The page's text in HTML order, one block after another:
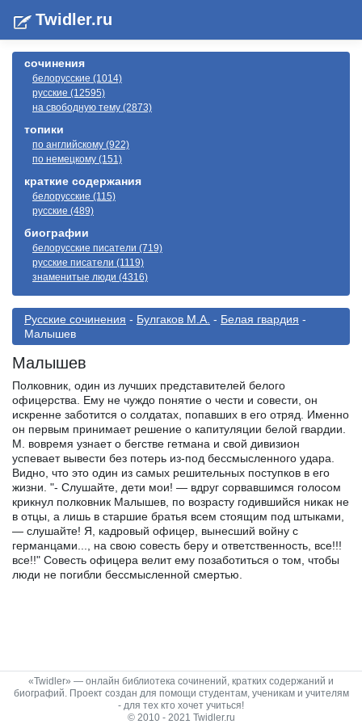
Twidler.ru
сочинения
белорусские (1014)
русские (12595)
на свободную тему (2873)
топики
по английскому (922)
по немецкому (151)
краткие содержания
белорусские (115)
русские (489)
биографии
белорусские писатели (719)
русские писатели (1119)
знаменитые люди (4316)
Русские сочинения - Булгаков М.А. - Белая гвардия -
Малышев
Малышев
Полковник, один из лучших представителей белого
офицерства. Ему не чуждо понятие о чести и совести, он
искренне заботится о солдатах, попавших в его отряд. Именно
он первым принимает решение о капитуляции белой гвардии.
М. вовремя узнает о бегстве гетмана и свой дивизион
успевает вывести без потерь из-под бессмысленного удара.
Видно, что это один из самых решительных поступков в его
жизни. "- Слушайте, дети мои! — вдруг сорвавшимся голосом
крикнул полковник Малышев, по возрасту годившийся никак не
в отцы, а лишь в старшие братья всем стоящим под штыками,
— слушайте! Я, кадровый офицер, вынесший войну с
германцами..., на свою совесть беру и ответственность, все!!!
все!!" Совесть офицера велит ему позаботиться о том, чтобы
люди не погибли бессмысленной смертью.
«Twidler» — онлайн библиотека сочинений, кратких содержаний и
биографий. Проект создан для помощи студентам, ученикам и учителям
- для тех кто хочет учиться!
© 2010 - 2021 Twidler.ru